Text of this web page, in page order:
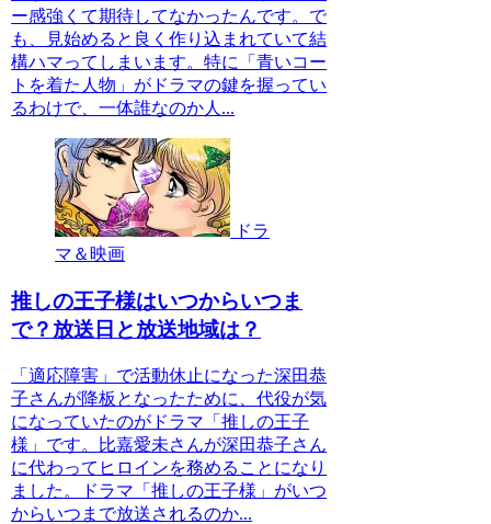
ー感強くて期待してなかったんです。で
も、見始めると良く作り込まれていて結
構ハマってしまいます。特に「青いコー
トを着た人物」がドラマの鍵を握ってい
るわけで、一体誰なのか人...
ドラ
マ＆映画
推しの王子様はいつからいつま
で？放送日と放送地域は？
「適応障害」で活動休止になった深田恭
子さんが降板となったために、代役が気
になっていたのがドラマ「推しの王子
様」です。比嘉愛未さんが深田恭子さん
に代わってヒロインを務めることになり
ました。ドラマ「推しの王子様」がいつ
からいつまで放送されるのか...